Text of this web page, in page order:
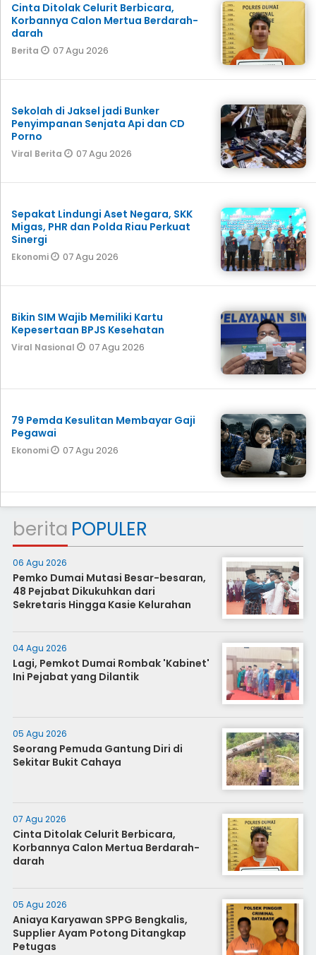
Cinta Ditolak Celurit Berbicara,
Korbannya Calon Mertua Berdarah-
darah
Berita 07 Agu 2026
Sekolah di Jaksel jadi Bunker
Penyimpanan Senjata Api dan CD
Porno
Viral Berita 07 Agu 2026
Sepakat Lindungi Aset Negara, SKK
Migas, PHR dan Polda Riau Perkuat
Sinergi
Ekonomi 07 Agu 2026
Bikin SIM Wajib Memiliki Kartu
Kepesertaan BPJS Kesehatan
Viral Nasional 07 Agu 2026
79 Pemda Kesulitan Membayar Gaji
Pegawai
Ekonomi 07 Agu 2026
berita POPULER
06 Agu 2026
Pemko Dumai Mutasi Besar-besaran,
48 Pejabat Dikukuhkan dari
Sekretaris Hingga Kasie Kelurahan
04 Agu 2026
Lagi, Pemkot Dumai Rombak 'Kabinet'
Ini Pejabat yang Dilantik
05 Agu 2026
Seorang Pemuda Gantung Diri di
Sekitar Bukit Cahaya
07 Agu 2026
Cinta Ditolak Celurit Berbicara,
Korbannya Calon Mertua Berdarah-
darah
05 Agu 2026
Aniaya Karyawan SPPG Bengkalis,
Supplier Ayam Potong Ditangkap
Petugas